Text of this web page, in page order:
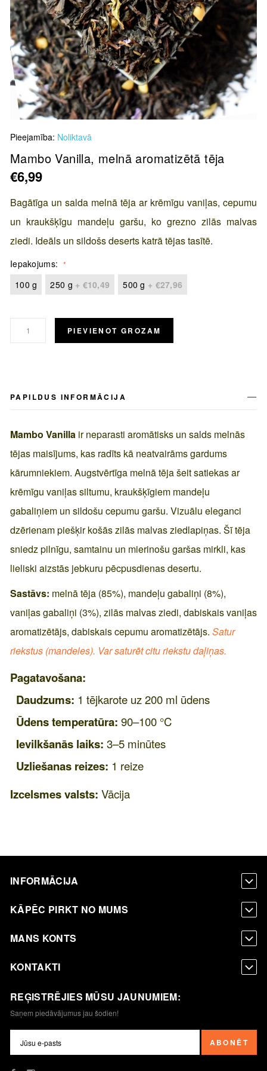
to
the
of
the
gallery
Pieejamība: Noliktavā
Mambo Vanilla, melnā aromatizētā tēja
€6,99
Bagātīga un salda melnā tēja ar krēmīgu vaniļas, cepumu
un kraukšķīgu mandeļu garšu, ko grezno zilās malvas
ziedi. Ideāls un sildošs deserts katrā tējas tasītē.
Iepakojums
100 g
250 g + €10,49 500 g + €27,96
PIEVIENOT GROZAM
PAPILDUS INFORMĀCIJA
Mambo Vanilla ir neparasti aromātisks un salds melnās
tējas maisījums, kas radīts kā neatvairāms gardums
kārumniekiem. Augstvērtīga melnā tēja šeit satiekas ar
krēmīgu vaniļas siltumu, kraukšķīgiem mandeļu
gabaliņiem un sildošu cepumu garšu. Vizuālu eleganci
dzērienam piešķir košās zilās malvas ziedlapiņas. Šī tēja
sniedz pilnīgu, samtainu un mierinošu garšas mirkli, kas
lieliski aizstās jebkuru pēcpusdienas desertu.
Sastāvs: melnā tēja (85%), mandeļu gabaliņi (8%),
vaniļas gabaliņi (3%), zilās malvas ziedi, dabiskais vaniļas
aromatizētājs, dabiskais cepumu aromatizētājs. Satur
riekstus (mandeles). Var saturēt citu riekstu daļiņas.
Pagatavošana:
Daudzums: 1 tējkarote uz 200 ml ūdens
Ūdens temperatūra: 90–100 °C
Ievilkšanās laiks: 3–5 minūtes
Uzliešanas reizes: 1 reize
Izcelsmes valsts: Vācija
INFORMĀCIJA
KĀPĒC PIRKT NO MUMS
MANS KONTS
KONTAKTI
REĢISTRĒJIES MŪSU JAUNUMIEM:
Saņem piedāvājumus jau šodien!
ABONĒT